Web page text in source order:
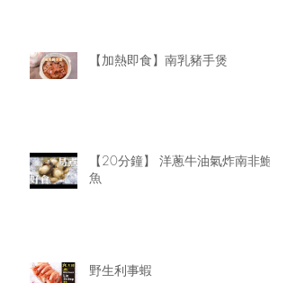
【加熱即食】南乳豬手煲
【20分鐘】 洋蔥牛油氣炸南非鮑
魚
野生利事蝦